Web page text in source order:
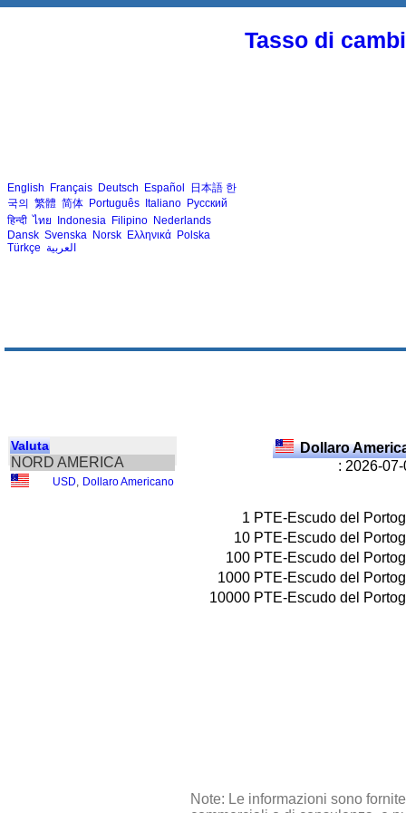
Tasso di
English Français Deutsch Español 日本語 한
국의 繁體 简体 Português Italiano Русский
हिन्दी ไทย Indonesia Filipino Nederlands
Dansk Svenska Norsk Ελληνικά Polska
Türkçe العربية
Valuta
NORD AMERICA
USD Dollaro Americano
Dollaro
: 2026-
1 PTE-Escudo del
10 PTE-Escudo del
100 PTE-Escudo del
1000 PTE-Escudo del
10000 PTE-Escudo del
Note: Le informazioni sono